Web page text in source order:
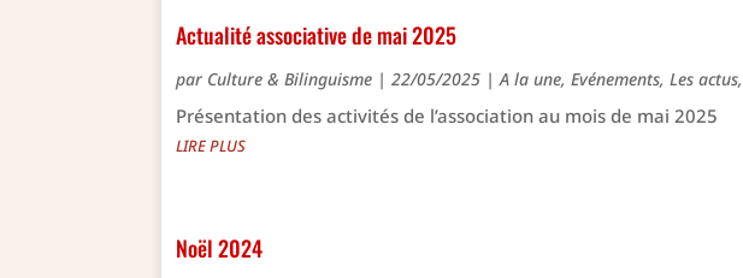
Actualité associative de mai 2025
par Culture & Bilinguisme |22/05/2025 |A la une,Evénements,Les actus,
Présentation des activités de l’association au mois de mai 2025
LIRE PLUS
Noël 2024